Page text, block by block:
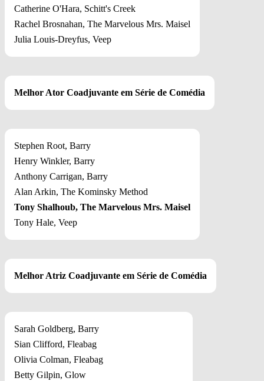
Catherine O'Hara, Schitt's Creek
Rachel Brosnahan, The Marvelous Mrs. Maisel
Julia Louis-Dreyfus, Veep
Melhor Ator Coadjuvante em Série de Comédia
Stephen Root, Barry
Henry Winkler, Barry
Anthony Carrigan, Barry
Alan Arkin, The Kominsky Method
Tony Shalhoub, The Marvelous Mrs. Maisel
Tony Hale, Veep
Melhor Atriz Coadjuvante em Série de Comédia
Sarah Goldberg, Barry
Sian Clifford, Fleabag
Olivia Colman, Fleabag
Betty Gilpin, Glow